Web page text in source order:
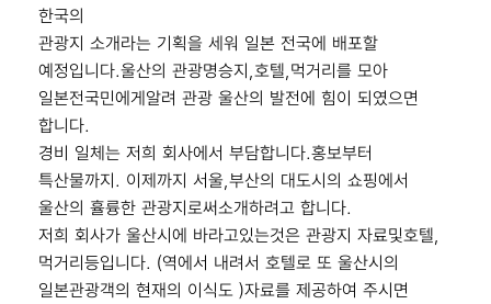
한국의
관광지 소개라는 기획을 세워 일본 전국에 배포할
예정입니다.울산의 관광명승지,호텔,먹거리를 모아
일본전국민에게알려 관광 울산의 발전에 힘이 되였으면
합니다.
경비 일체는 저희 회사에서 부담합니다.홍보부터
특산물까지. 이제까지 서울,부산의 대도시의 쇼핑에서
울산의 휼륭한 관광지로써소개하려고 합니다.
저희 회사가 울산시에 바라고있는것은 관광지 자료및호텔,
먹거리등입니다. (역에서 내려서 호텔로 또 울산시의
일본관광객의 현재의 이식도 )자료를 제공하여 주시면